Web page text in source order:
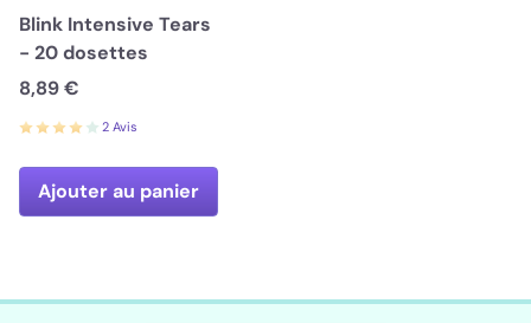
Blink Intensive Tears
- 20 dosettes
8,89 €
2 Avis
Ajouter au panier